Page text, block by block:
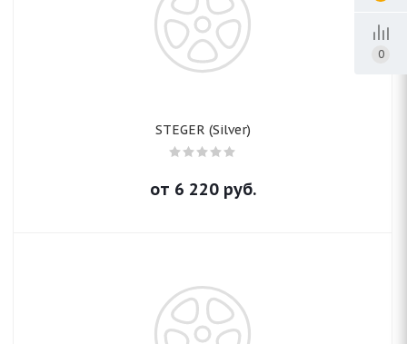
STEGER (Silver)
от 6 220руб.
0